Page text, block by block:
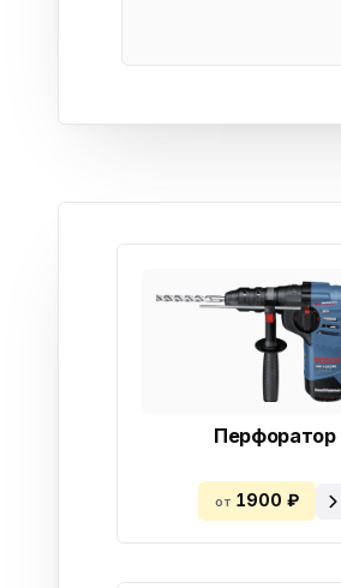
Оргтехника
Электроинструмент
Бензотехника
Перфоратор
от 1900 ₽